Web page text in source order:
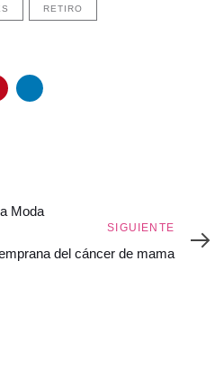
RETIRO
Moda
SIGUIENTE
del cáncer de mama